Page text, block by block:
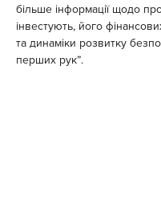
більше інформації щодо
інвестують, його
та динаміки розвитку
перших рук”.